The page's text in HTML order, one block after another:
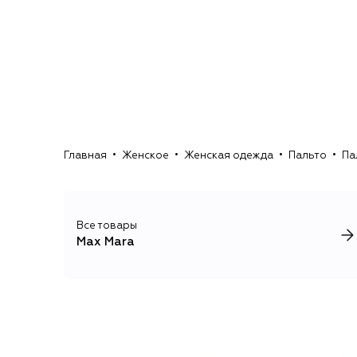
Главная Женское Женская одежда Пальто
Все товары
Max Mara